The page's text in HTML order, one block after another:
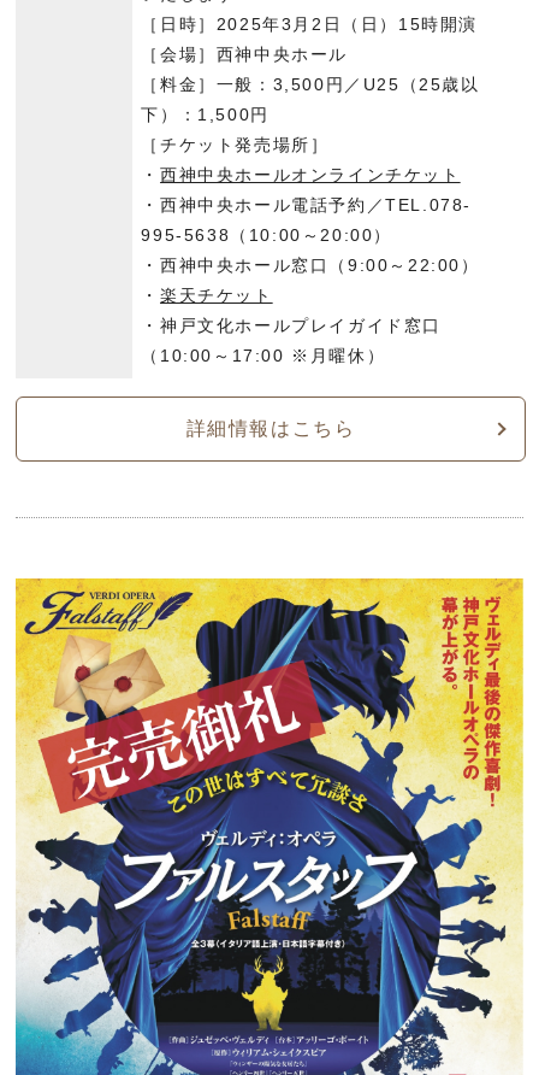
［日時］2025年3月2日（日）15時開演
［会場］西神中央ホール
［料金］一般：3,500円／U25（25歳以
下）：1,500円
［チケット発売場所］
・西神中央ホールオンラインチケット
・西神中央ホール電話予約／TEL.078-
995-5638（10:00～20:00）
・西神中央ホール窓口（9:00～22:00）
・楽天チケット
・神戸文化ホールプレイガイド窓口
（10:00～17:00 ※月曜休）
詳細情報はこちら